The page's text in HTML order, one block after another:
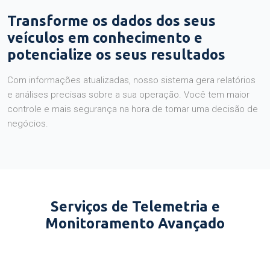
Transforme os dados dos seus
veículos em conhecimento e
potencialize os seus resultados
Com informações atualizadas, nosso sistema gera relatórios
e análises precisas sobre a sua operação. Você tem maior
controle e mais segurança na hora de tomar uma decisão de
negócios.
Serviços de Telemetria e
Monitoramento Avançado